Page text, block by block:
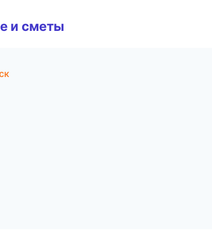
и сметы